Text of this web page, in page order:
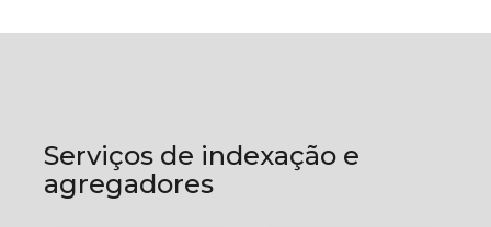
Serviços de indexação e
agregadores